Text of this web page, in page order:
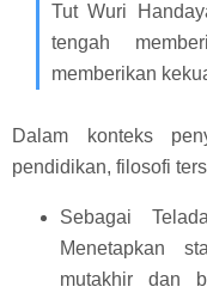
Tut Wuri
tengah
memberikan
Dalam konteks
pendidikan, filosofi
Sebagai
Menetapkan
mutakhir dan